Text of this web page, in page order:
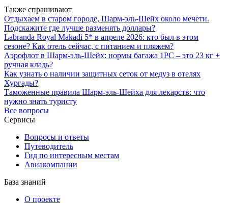
Также спрашивают
Отдыхаем в старом городе, Шарм-эль-Шейх около мечети.
Подскажите где лучше разменять доллары?
Labranda Royal Makadi 5* в апреле 2026: кто был в этом
сезоне? Как отель сейчас, с питанием и пляжем?
Аэрофлот в Шарм-эль-Шейх: нормы багажа 1PC – это 23 кг +
ручная кладь?
Как узнать о наличии защитных сеток от медуз в отелях
Хургады?
Таможенные правила Шарм-эль-Шейха для лекарств: что
нужно знать туристу
Все вопросы
Сервисы
Вопросы и ответы
Путеводитель
Гид по интересным местам
Авиакомпании
База знаний
О проекте